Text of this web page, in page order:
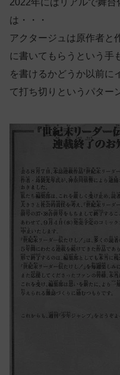
は・・・
アクタージュは原作者と
に書いてもらうという手
を書けるかどうか以前に
て打ち切りというパター